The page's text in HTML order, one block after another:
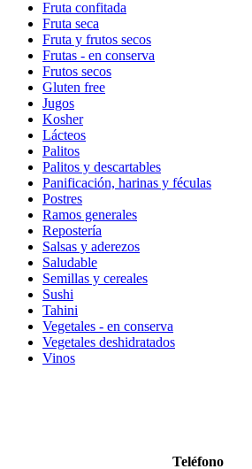
Fruta confitada
Fruta seca
Fruta y frutos secos
Frutas - en conserva
Frutos secos
Gluten free
Jugos
Kosher
Lácteos
Palitos
Palitos y descartables
Panificación, harinas y féculas
Postres
Ramos generales
Repostería
Salsas y aderezos
Saludable
Semillas y cereales
Sushi
Tahini
Vegetales - en conserva
Vegetales deshidratados
Vinos
Teléfono